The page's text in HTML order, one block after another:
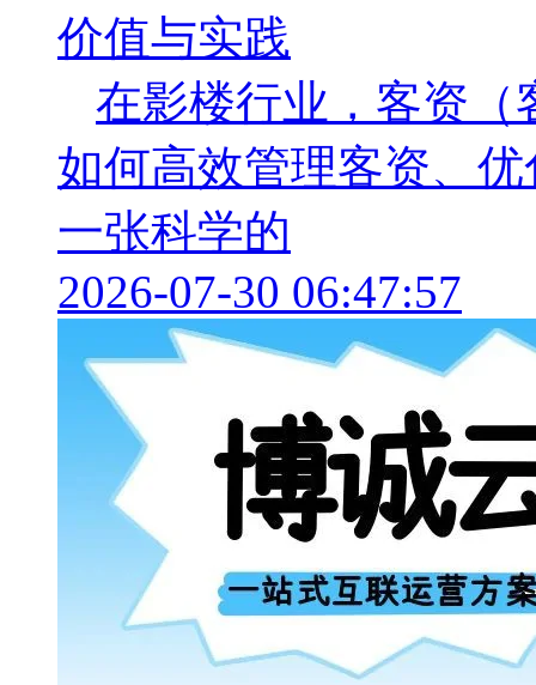
价值与实践
在影楼行业，客资（
如何高效管理客资、
一张科学的
2026-07-30 06:47:57